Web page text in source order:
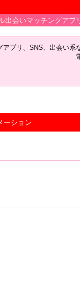
ングアプリＳＮＳテレ
アプリ、SNS、出会い系
ーション